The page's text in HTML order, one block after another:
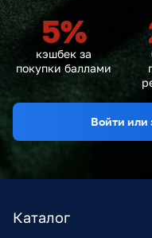
5%
кэшбек за
покупки баллами
Войти или
Каталог